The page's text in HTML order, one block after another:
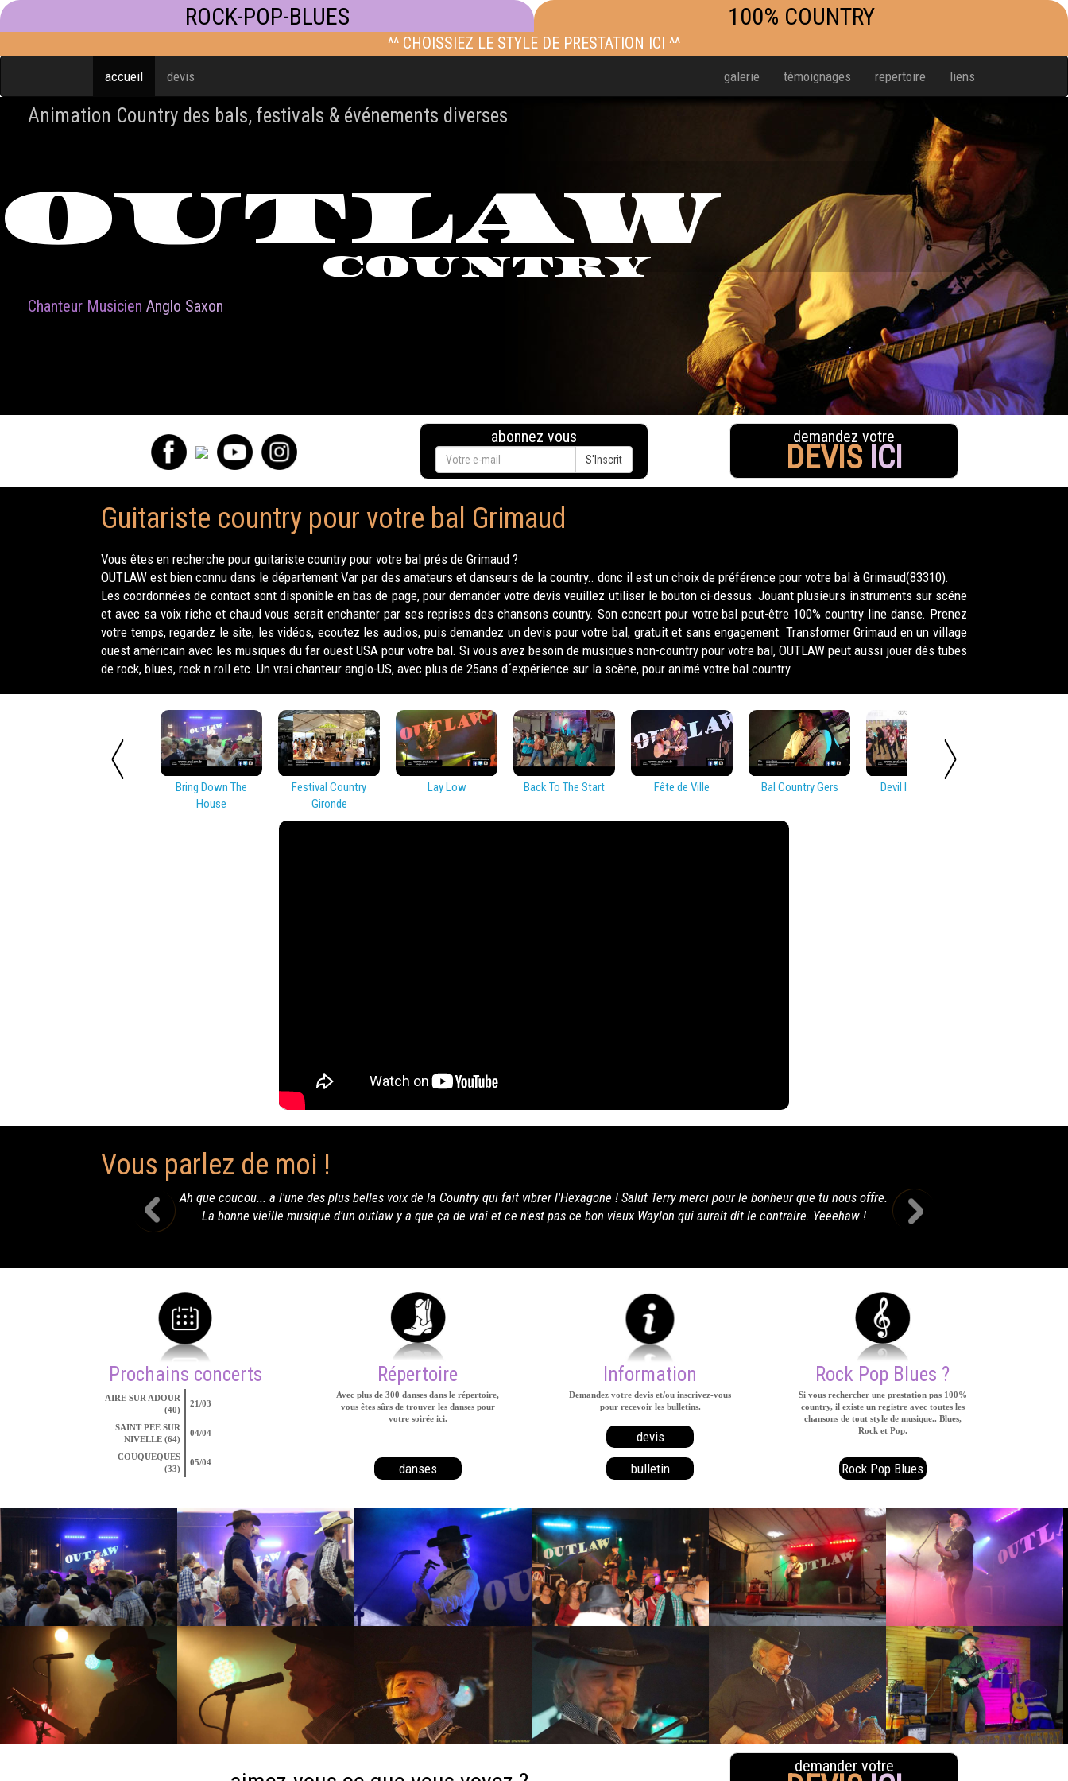
ROCK-POP-BLUES 100% COUNTRY
^^ CHOISSIEZ LE STYLE DE PRESTATION ICI ^^
accueil devis galerie témoignages repertoire liens
Animation Country des bals, festivals & événements diverses
OUTLAW
COUNTRY
Chanteur Musicien Anglo Saxon
abonnez vous
S'Inscrit
demandez votre
DEVIS ICI
Guitariste country pour votre bal Grimaud
Vous êtes en recherche pour guitariste country pour votre bal prés de Grimaud ?
OUTLAW est bien connu dans le département Var par des amateurs et danseurs de la country.. donc il est un choix de préférence pour votre bal à Grimaud(83310).
Les coordonnées de contact sont disponible en bas de page, pour demander votre devis veuillez utiliser le bouton ci-dessus. Jouant plusieurs instruments sur scéne
et avec sa voix riche et chaud vous serait enchanter par ses reprises des chansons country. Son concert pour votre bal peut-être 100% country line danse. Prenez
votre temps, regardez le site, les vidéos, ecoutez les audios, puis demandez un devis pour votre bal, gratuit et sans engagement. Transformer Grimaud en un village
ouest américain avec les musiques du far ouest USA pour votre bal. Si vous avez besoin de musiques non-country pour votre bal, OUTLAW peut aussi jouer dés tubes
de rock, blues, rock n roll etc. Un vrai chanteur anglo-US, avec plus de 25ans d´expérience sur la scène, pour animé votre bal country.
Bring Down The
House
Festival Country
Gironde
Lay Low Back To The Start Fête de Ville Bal Country Gers Devil In Disguise
Vous parlez de moi !
plus belles voix de la Country qui fait vibrer l'Hexagone ! Salut Terry merci pour le bonheur que tu nous offre.
d'un outlaw y a que ça de vrai et ce n'est pas ce bon vieux Waylon qui aurait dit le contraire. Yeeehaw !
Je viens de passer une magnifique soirée en votre compagnie,
univers magique de la musique country! Merci, je
Prochains concerts
AIRE SUR ADOUR
(40)
21/03
SAINT PEE SUR
NIVELLE (64)
04/04
COUQUEQUES
(33)
05/04
Répertoire
Avec plus de 300 danses dans le répertoire,
vous êtes sûrs de trouver les danses pour
votre soirée ici.
danses
Information
Demandez votre devis et/ou inscrivez-vous
pour recevoir les bulletins.
devis
bulletin
Rock Pop Blues ?
Si vous rechercher une prestation pas 100%
country, il existe un registre avec toutes les
chansons de tout style de musique.. Blues,
Rock et Pop.
Rock Pop Blues
demander votre